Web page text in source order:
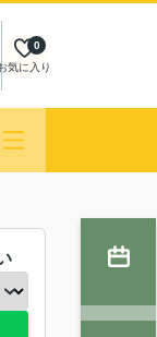
気に入り
0